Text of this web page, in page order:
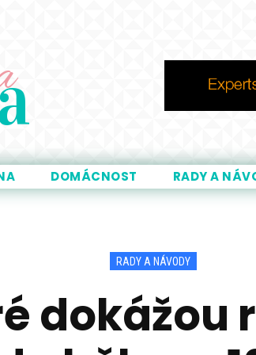
DOMÁCNOST RADY A
RADY A NÁVODY